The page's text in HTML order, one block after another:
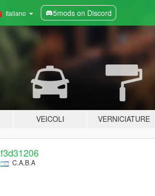
Italiano 5mods on Discord
VEICOLI VERNICIATURE
f3d31206
C.A.B.A